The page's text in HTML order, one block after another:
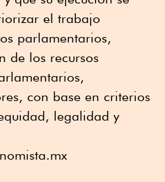
el trabajo
parlamentarios,
de los recursos
con base en criterios
legalidad y